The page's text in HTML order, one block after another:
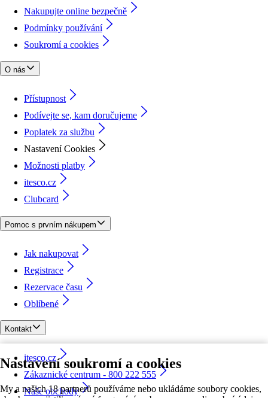
Nastavení soukromí a cookies
My a našich 18 partnerů používáme nebo ukládáme soubory cookies,
Nakupujte online bezpečně
Podmínky používání
Soukromí a cookies
O nás
Přístupnost
Podívejte se, kam doručujeme
Poplatek za službu
Nastavení Cookies
Možnosti platby
itesco.cz
Clubcard
Pomoc s prvním nákupem
Jak nakupovat
Registrace
Rezervace času
Oblíbené
Kontakt
itesco.cz
Zákaznické centrum - 800 222 555
Naše obchody